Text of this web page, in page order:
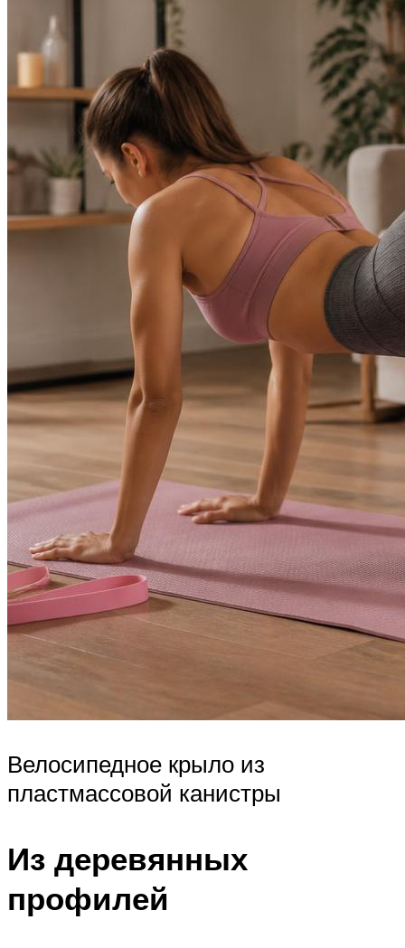
Велосипедное крыло из
пластмассовой канистры
Из деревянных
профилей